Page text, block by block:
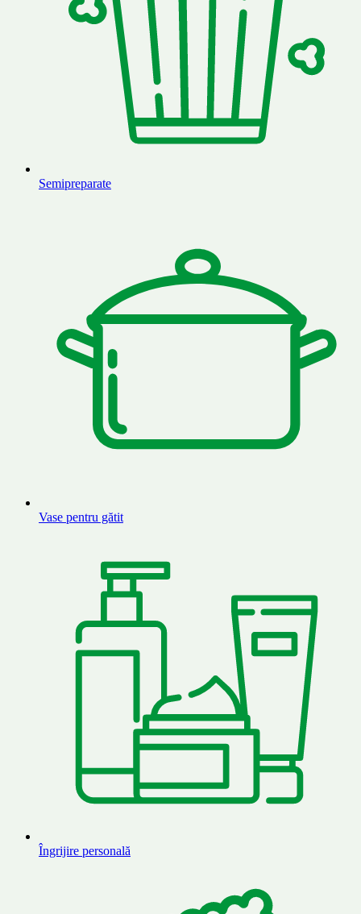
Semipreparate
Vase pentru gătit
Îngrijire personală